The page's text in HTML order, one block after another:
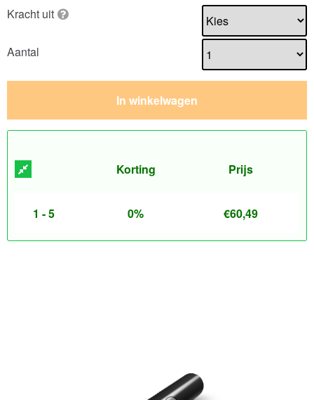
Kracht uit
Aantal
In winkelwagen
Korting Prijs
1 - 5 0% €60,49